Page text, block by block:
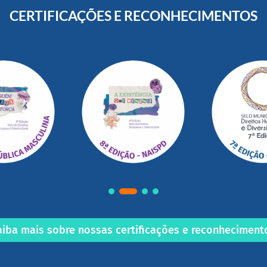
CERTIFICAÇÕES E RECONHECIMENTOS
mais sobre nossas certificações e